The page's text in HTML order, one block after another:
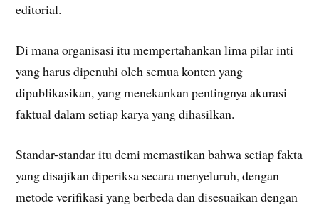
editorial.
Di mana organisasi itu mempertahankan lima pilar inti
yang harus dipenuhi oleh semua konten yang
dipublikasikan, yang menekankan pentingnya akurasi
faktual dalam setiap karya yang dihasilkan.
Standar-standar itu demi memastikan bahwa setiap fakta
yang disajikan diperiksa secara menyeluruh, dengan
metode verifikasi yang berbeda dan disesuaikan dengan